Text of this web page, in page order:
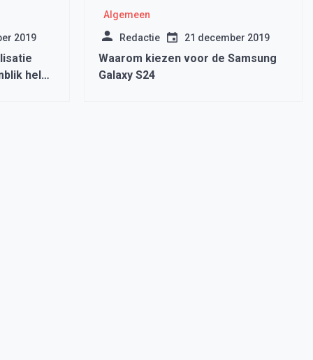
2019
helpt
Algemeen
Redactie 21 december 2019
Waarom kiezen voor de Samsung
Galaxy S24